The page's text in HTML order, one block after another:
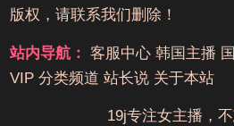
版权，请联系我们删除！
站内导航： 客服中心 韩国主播
VIP 分类频道 站长说 关于本站
19j专注女主播，不